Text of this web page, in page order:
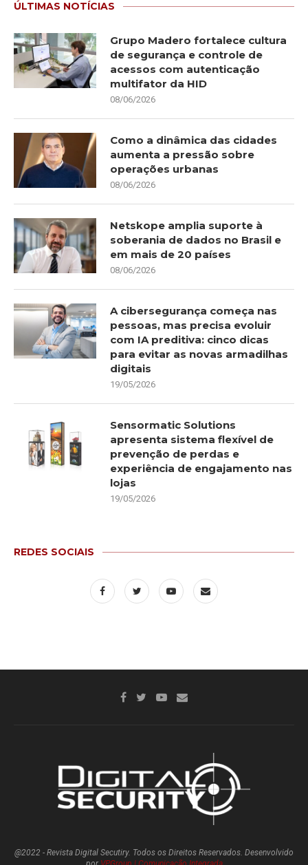
ÚLTIMAS NOTÍCIAS
Grupo Madero fortalece cultura
de segurança e controle de
acessos com autenticação
multifator da HID
08/06/2026
Como a dinâmica das cidades
aumenta a pressão sobre
operações urbanas
08/06/2026
Netskope amplia suporte à
soberania de dados no Brasil e
em mais de 20 países
08/06/2026
A cibersegurança começa nas
pessoas, mas precisa evoluir
com IA preditiva: cinco dicas
para evitar as novas armadilhas
digitais
19/05/2026
Sensormatic Solutions
apresenta sistema flexível de
prevenção de perdas e
experiência de engajamento nas
lojas
19/05/2026
REDES SOCIAIS
@2022 - Revista Digital Secutiry. Todos os Direitos Reservados. Desenvolvido